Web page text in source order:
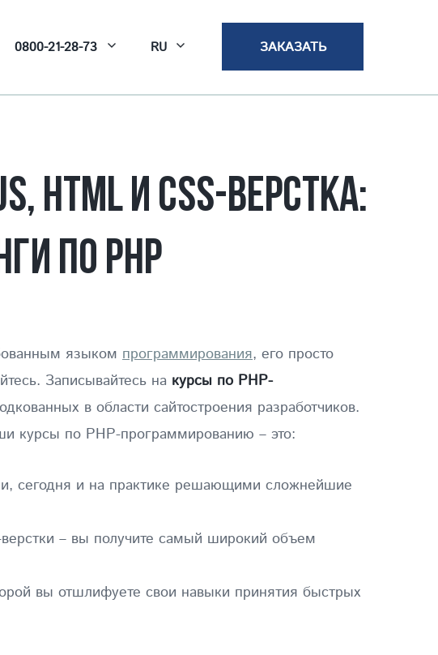
0800-21-28-73 RU ЗАКАЗАТЬ
HTML И CSS-ВЕРСТКА:
ПО PHP
языком программирования, его просто
Записывайтесь на курсы по PHP-
в области сайтостроения разработчиков.
курсы по PHP-программированию – это:
сегодня и на практике решающими сложнейшие
– вы получите самый широкий объем
вы отшлифуете свои навыки принятия быстрых